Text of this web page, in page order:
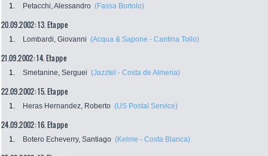
1. Petacchi, Alessandro (Fassa Bortolo)
20.09.2002: 13. Etappe
1. Lombardi, Giovanni (Acqua & Sapone - Cantina Tollo)
21.09.2002: 14. Etappe
1. Smetanine, Serguei (Jazztel - Costa de Almeria)
22.09.2002: 15. Etappe
1. Heras Hernandez, Roberto (US Postal Service)
24.09.2002: 16. Etappe
1. Botero Echeverry, Santiago (Kelme - Costa Blanca)